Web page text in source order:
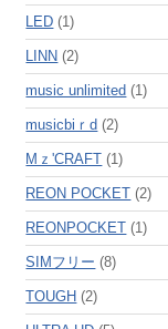
LED (1)
LINN (2)
music unlimited (1)
musicbiｒd (2)
Mｚ'CRAFT (1)
REON POCKET (2)
REONPOCKET (1)
SIMフリー (8)
TOUGH (2)